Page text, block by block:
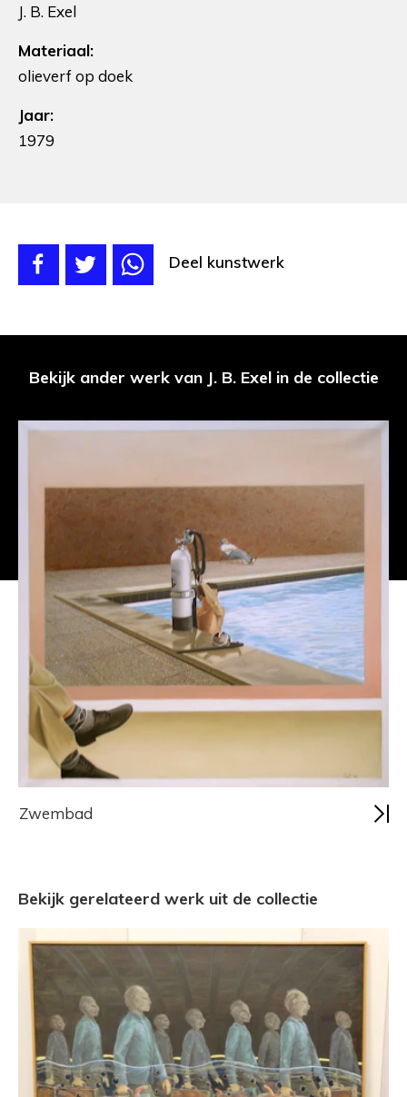
J. B. Exel
Materiaal:
olieverf op doek
Jaar:
1979
Deel kunstwerk
Bekijk ander werk van J. B. Exel in de collectie
Zwembad
Bekijk gerelateerd werk uit de collectie